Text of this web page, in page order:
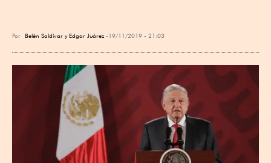
Por Belén Saldívar y Edgar Juárez 19/11/2019 - 21:03